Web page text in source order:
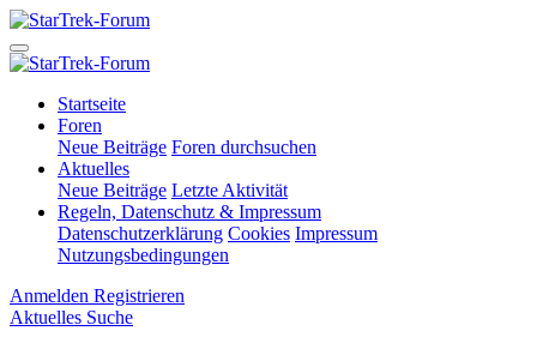
Startseite
Foren
Neue Beiträge Foren durchsuchen
Aktuelles
Neue Beiträge Letzte Aktivität
Regeln, Datenschutz & Impressum
Datenschutzerklärung Cookies Impressum
Nutzungsbedingungen
Anmelden Registrieren
Aktuelles Suche